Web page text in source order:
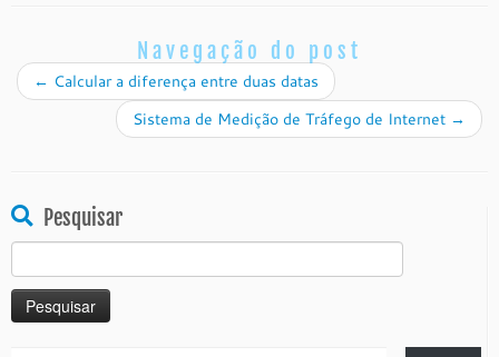
Navegação do post
← Calcular a diferença entre duas datas
Sistema de Medição de Tráfego de Internet →
Pesquisar
por: